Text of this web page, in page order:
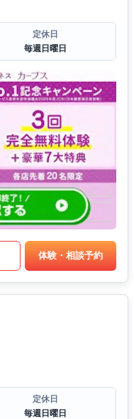
定休日
毎週日曜日
体験・相談予約
定休日
毎週日曜日